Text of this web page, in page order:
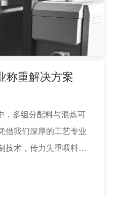
称重解决方案
，多组分配料与混炼可
借我们深厚的工艺专业
技术，传力失重喂料机
续喂料工艺方面，灵活
求与方案。